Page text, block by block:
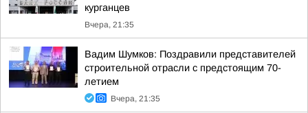
курганцев
Вчера, 21:35
Вадим Шумков: Поздравили представителей
строительной отрасли с предстоящим 70-
летием
Вчера, 21:35